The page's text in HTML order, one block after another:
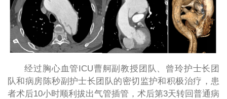
经过胸心血管ICU曹舸副教授团队、曾玲护士长团
队和病房陈秒副护士长团队的密切监护和积极治疗，患
者术后10小时顺利拔出气管插管，术后第3天转回普通病